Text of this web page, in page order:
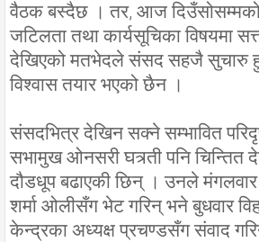
वैठक बस्दैछ । तर, आज दिउँसोसम्मको
जटिलता तथा कार्यसूचिका विषयमा
देखिएको मतभेदले संसद सहजै सुचारु
विश्वास तयार भएको छैन ।
संसदभित्र देखिन सक्ने सम्भावित
सभामुख ओनसरी घत्र्ती पनि चिन्तित
दौडधूप बढाएकी छिन् । उनले मंगलवार
शर्मा ओलीसँग भेट गरिन् भने बुधवार
केन्द्रका अध्यक्ष प्रचण्डसँग संवाद